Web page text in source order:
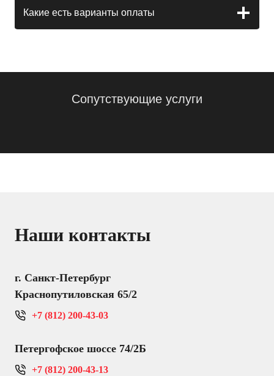
Какие есть варианты оплаты
Сопутствующие услуги
Наши контакты
г. Санкт-Петербург
Краснопутиловская 65/2
+7 (812) 200-43-03
Петергофское шоссе 74/2Б
+7 (812) 200-43-13